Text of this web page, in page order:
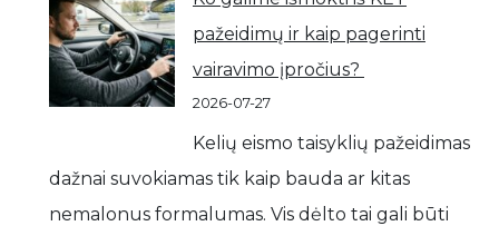
pažeidimų ir kaip pagerinti
vairavimo įpročius?
2026-07-27
Kelių eismo taisyklių pažeidimas
dažnai suvokiamas tik kaip bauda ar kitas
nemalonus formalumas. Vis dėlto tai gali būti